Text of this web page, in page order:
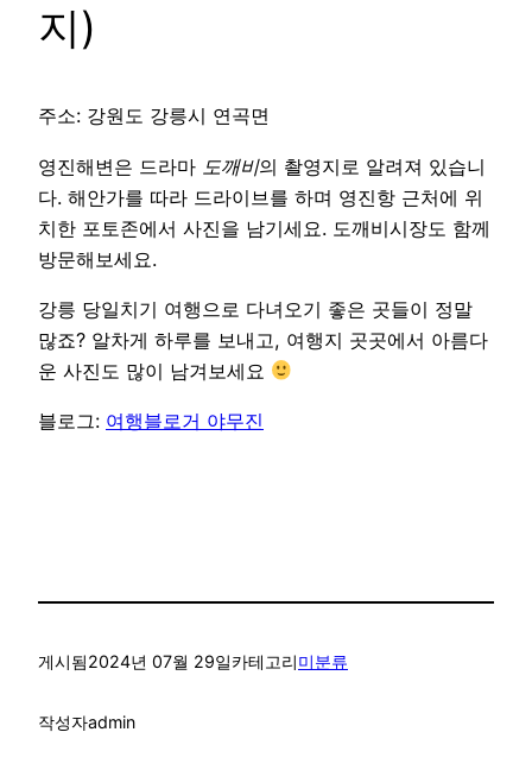
지)
주소: 강원도 강릉시 연곡면
영진해변은 드라마 도깨비의 촬영지로 알려져 있습니
다. 해안가를 따라 드라이브를 하며 영진항 근처에 위
치한 포토존에서 사진을 남기세요. 도깨비시장도 함께
방문해보세요.
강릉 당일치기 여행으로 다녀오기 좋은 곳들이 정말
많죠? 알차게 하루를 보내고, 여행지 곳곳에서 아름다
운 사진도 많이 남겨보세요
블로그: 여행블로거 야무진
게시됨2024년 07월 29일카테고리미분류
작성자admin